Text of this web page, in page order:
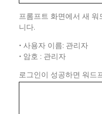
프롬프트 화면에서 새
니다.
• 사용자 이름: 관리자
• 암호 : 관리자
로그인이 성공하면 워드